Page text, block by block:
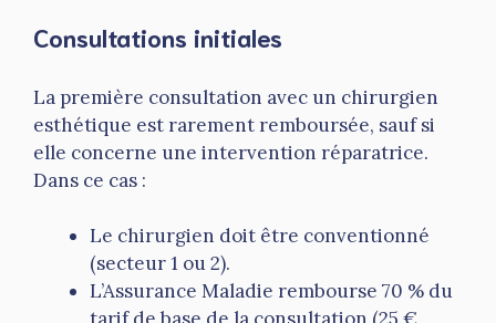
Consultations initiales
La première consultation avec un chirurgien
esthétique est rarement remboursée, sauf si
elle concerne une intervention réparatrice.
Dans ce cas :
Le chirurgien doit être conventionné
(secteur 1 ou 2).
L’Assurance Maladie rembourse 70 % du